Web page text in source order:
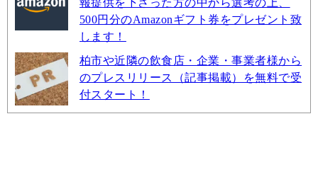
報提供を下さった方の中から選考の上、
500円分のAmazonギフト券をプレゼント致
します！
柏市や近隣の飲食店・企業・事業者様から
のプレスリリース（記事掲載）を無料で受
付スタート！